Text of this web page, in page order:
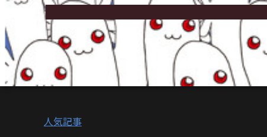
人気記事